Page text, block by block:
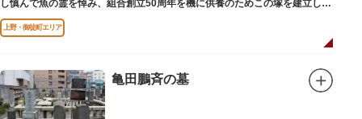
し慎んで魚の霊を悼み、組合創立50周年を機に供養のためこの塚を建立しま
す」とあります。
上野・御徒町エリア
亀田鵬斉の墓